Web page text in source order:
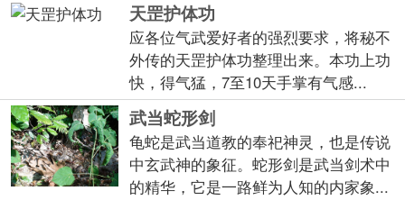
天罡护体功
应各位气武爱好者的强烈要求，将秘不
外传的天罡护体功整理出来。本功上功
快，得气猛，7至10天手掌有气感...
武当蛇形剑
龟蛇是武当道教的奉祀神灵，也是传说
中玄武神的象征。蛇形剑是武当剑术中
的精华，它是一路鲜为人知的内家象...